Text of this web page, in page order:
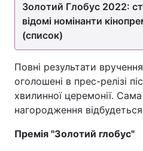
Тема оформлення
Золотий Глобус 2022:
відомі номінанти
(список)
Повні результати
оголошені в прес-релізі
хвилинної церемонії.
нагородження відбудеться
Премія "Золотий глобус"